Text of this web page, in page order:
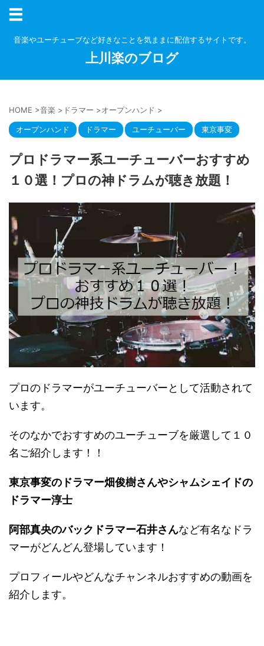
音楽やユーチューブなど好きなことを気ままに配信するサイトです。
上川楽のブログ
HOME >音楽 > ドラマー >オープンハンド >
オープンハンド ドラマー ユーチューバー 東京事変
プロドラマー系ユーチューバーおすすめ
１０選！プロの神ドラムが聴き放題！
プロのドラマーがユーチューバーとして活動されて
います。
そのなかでおすすめのユーチューブを厳選して１０
名ご紹介します！！
東京事変のドラマー畑俊樹さんやシャムシェイドの
ドラマー淳士
阿部真央のバックドラマー石井さんなど有名なドラ
マーがどんどん登場しています！
プロフィールやどんなチャンネルおすすめの動画を
紹介します。